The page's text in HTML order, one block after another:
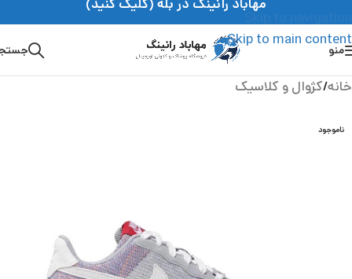
Skip to main content
مهاباد رانینگ در بله (کلیک کنید)
منو
خانه/کژوال و کلاسیک
ناموجود